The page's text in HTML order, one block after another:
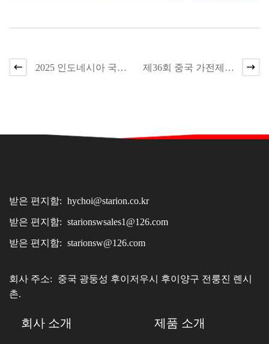
2025 인도네시아 국제
제36회 중국 가전제품
받은 편지함: hychoi@starion.co.kr
받은 편지함: starionswsales1@126.com
받은 편지함: starionsw@126.com
회사 주소:
중국 광둥성 후이저우시 후이양구 전룽진 롄시
촌.
회사 소개 제품 소개